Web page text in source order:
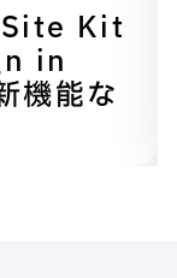
Kit
in
機能な